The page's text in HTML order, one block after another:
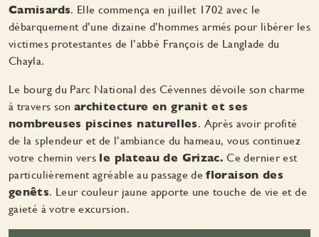
Camisards. Elle commença en juillet 1702 avec le
débarquement d’une dizaine d’hommes armés pour libérer les
victimes protestantes de l’abbé François de Langlade du
Chayla.
Le bourg du Parc National des Cévennes dévoile son charme
à travers sonarchitecture en granit et ses
nombreuses piscines naturelles. Après avoir profité
de la splendeur et de l’ambiance du hameau, vous continuez
votre chemin vers le plateau de Grizac. Ce dernier est
particulièrement agréable au passage defloraison des
genêts. Leur couleur jaune apporte une touche de vie et de
gaieté à votre excursion.